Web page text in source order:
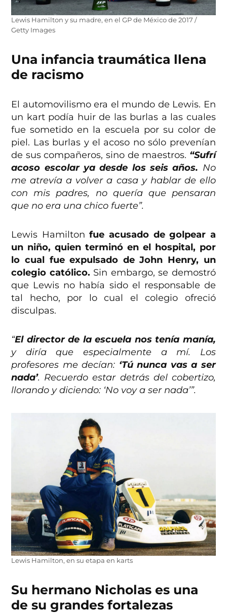
Lewis Hamilton y su madre, en el GP de México de 2017 /
Getty Images
Una infancia traumática llena
de racismo
El automovilismo era el mundo de Lewis. En
un kart podía huir de las burlas a las cuales
fue sometido en la escuela por su color de
piel. Las burlas y el acoso no sólo prevenían
de sus compañeros, sino de maestros. “Sufrí
acoso escolar ya desde los seis años. No
me atrevía a volver a casa y hablar de ello
con mis padres, no quería que pensaran
que no era una chico fuerte”.
Lewis Hamiltonfue acusado de golpear a
un niño, quien terminó en el hospital, por
lo cual fue expulsado de John Henry, un
colegio católico. Sin embargo, se demostró
que Lewis no había sido el responsable de
tal hecho, por lo cual el colegio ofreció
disculpas.
“El director de la escuela nos tenía manía,
y diría que especialmente a mí. Los
profesores me decían: ‘Tú nunca vas a ser
nada’. Recuerdo estar detrás del cobertizo,
llorando y diciendo: ‘No voy a ser nada’”.
Lewis Hamilton, en su etapa en karts
Su hermano Nicholas es una
de su grandes fortalezas